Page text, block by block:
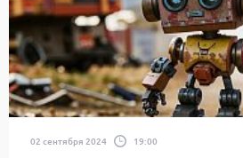
02 сентября 2024 19:00